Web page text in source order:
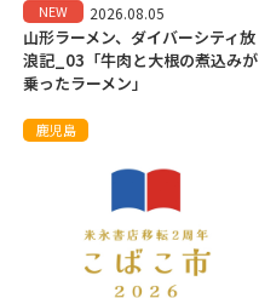
NEW 2026.08.05
山形ラーメン、ダイバーシティ放
浪記_03「牛肉と大根の煮込みが
乗ったラーメン」
鹿児島